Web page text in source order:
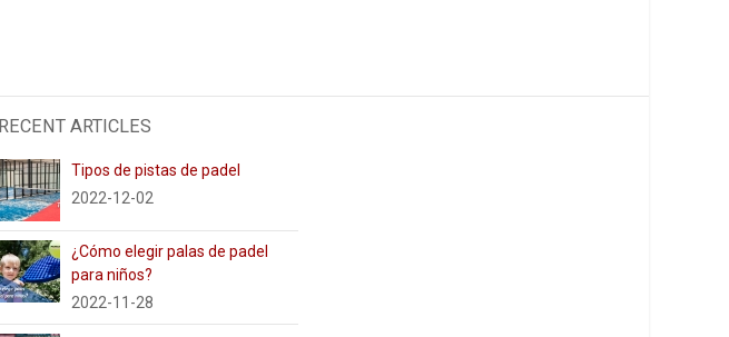
RECENT ARTICLES
Tipos de pistas de padel
2022-12-02
¿Cómo elegir palas de padel
para niños?
2022-11-28